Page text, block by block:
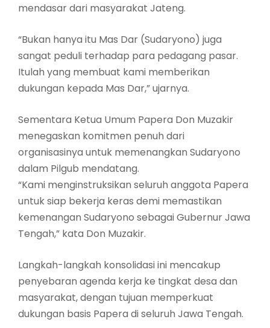
mendasar dari masyarakat Jateng.
“Bukan hanya itu Mas Dar (Sudaryono) juga
sangat peduli terhadap para pedagang pasar.
Itulah yang membuat kami memberikan
dukungan kepada Mas Dar,” ujarnya.
Sementara Ketua Umum Papera Don Muzakir
menegaskan komitmen penuh dari
organisasinya untuk memenangkan Sudaryono
dalam Pilgub mendatang.
“Kami menginstruksikan seluruh anggota Papera
untuk siap bekerja keras demi memastikan
kemenangan Sudaryono sebagai Gubernur Jawa
Tengah,” kata Don Muzakir.
Langkah-langkah konsolidasi ini mencakup
penyebaran agenda kerja ke tingkat desa dan
masyarakat, dengan tujuan memperkuat
dukungan basis Papera di seluruh Jawa Tengah.